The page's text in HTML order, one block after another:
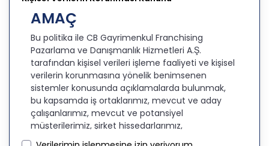
AMAÇ
Bu politika ile CB Gayrimenkul Franchising
Pazarlama ve Danışmanlık Hizmetleri A.Ş.
tarafından kişisel verileri işleme faaliyeti ve kişisel
verilerin korunmasına yönelik benimsenen
sistemler konusunda açıklamalarda bulunmak,
bu kapsamda iş ortaklarımız, mevcut ve aday
çalışanlarımız, mevcut ve potansiyel
müşterilerimiz, şirket hissedarlarımız,